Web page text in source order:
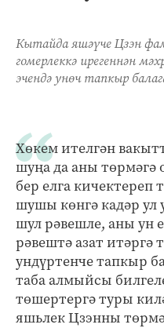
Кытайда яшәүче Цзэн
гомерлеккә ирегеннән
эчендә унөч тапкыр
Хөкем ителгән
шуңа да аны төрмәгә
бер елга кичектереп
шушы көнгә кадәр ул
шул рәвешле, аны ун
рәвештә азат
ундүртенче тапкыр
таба алмыйсы
төшертергә туры
яшьлек Цзэнны